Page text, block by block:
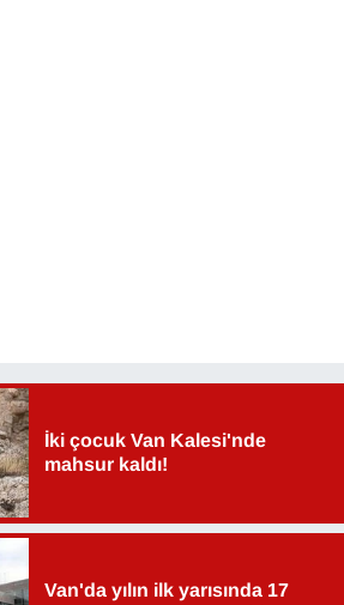
İki çocuk Van Kalesi'nde
mahsur kaldı!
Van'da yılın ilk yarısında 17